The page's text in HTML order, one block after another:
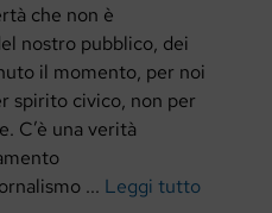
che non è
nostro pubblico, dei
il momento, per noi
spirito civico, non per
C’è una verità
... Leggi tutto